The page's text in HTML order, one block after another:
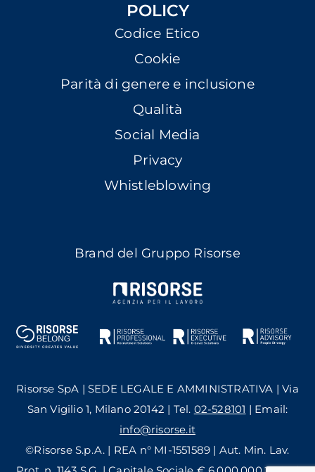
POLICY
Codice Etico
Cookie
Parità di genere e inclusione
Qualità
Social Media
Privacy
Whistleblowing
Brand del Gruppo Risorse
Risorse SpA | SEDE LEGALE E AMMINISTRATIVA | Via
San Vigilio 1, Milano 20142 | Tel. 02-528101 | Email:
info@risorse.it
©Risorse S.p.A. | REA n° MI-1551589 | Aut. Min. Lav.